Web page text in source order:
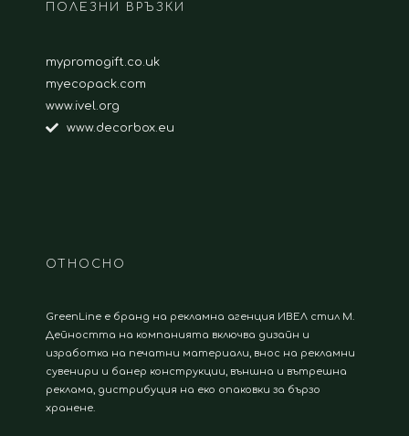
ПОЛЕЗНИ ВРЪЗКИ
mypromogift.co.uk
myecopack.com
www.ivel.org
www.decorbox.eu
ОТНОСНО
GreenLine е бранд на рекламна агенция ИВЕЛ стил М.
Дейността на компанията включва дизайн и
изработка на печатни материали, внос на рекламни
сувенири и банер конструкции, външна и вътрешна
реклама, дистрибуция на еко опаковки за бързо
хранене.